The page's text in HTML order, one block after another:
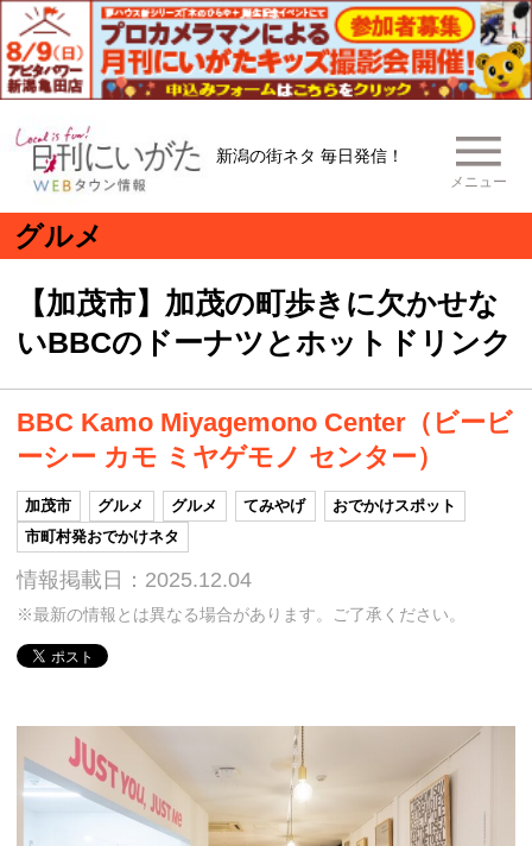
新潟の街ネタ 毎日発信！
メニュー
グルメ
【加茂市】加茂の町歩きに欠かせな
いBBCのドーナツとホットドリンク
BBC Kamo Miyagemono Center（ビービ
ーシー カモ ミヤゲモノ センター）
加茂市 グルメ グルメ てみやげ
おでかけスポット
市町村発おでかけネタ
情報掲載日：2025.12.04
※最新の情報とは異なる場合があります。ご了承ください。